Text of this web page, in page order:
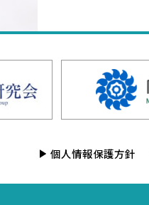
個人情報保護方針